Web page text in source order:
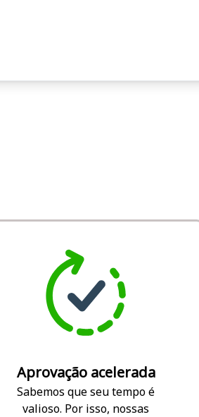
Aprovação acelerada
Sabemos que seu tempo é
valioso. Por isso, nossas